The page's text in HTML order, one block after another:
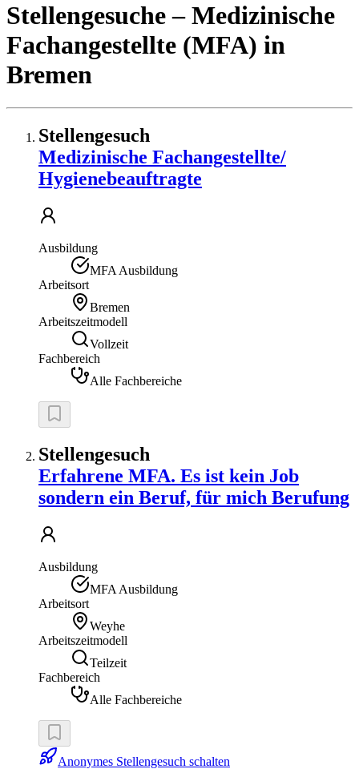
Stellengesuche– Medizinische
Fachangestellte (MFA) in
Bremen
Stellengesuch
Medizinische Fachangestellte/
Hygienebeauftragte
Ausbildung
MFA Ausbildung
Arbeitsort
Bremen
Arbeitszeitmodell
Vollzeit
Fachbereich
Alle Fachbereiche
Stellengesuch
Erfahrene MFA. Es ist kein Job
sondern ein Beruf, für mich Berufung
Ausbildung
MFA Ausbildung
Arbeitsort
Weyhe
Arbeitszeitmodell
Teilzeit
Fachbereich
Alle Fachbereiche
Anonymes Stellengesuch schalten